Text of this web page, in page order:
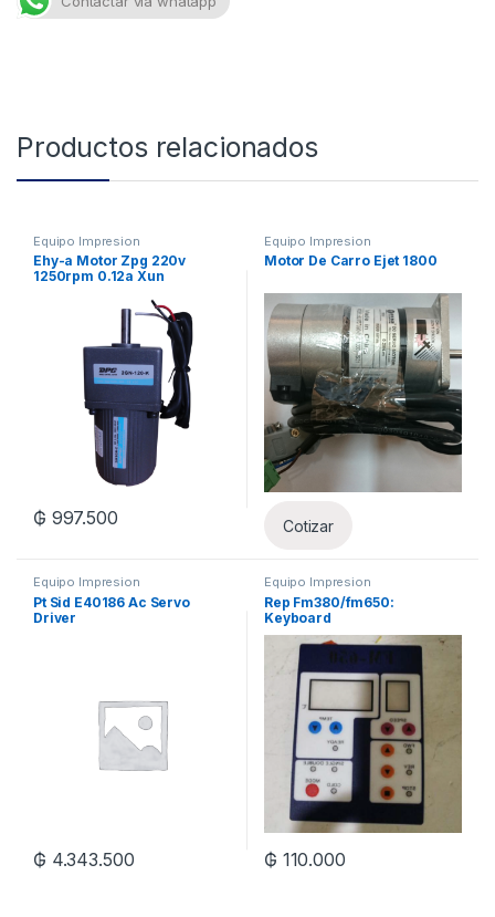
Productos relacionados
Equipo Impresion
Ehy-a Motor Zpg 220v
1250rpm 0.12a Xun
₲ 997.500
Equipo Impresion
Motor De Carro Ejet 1800
Cotizar
Equipo Impresion
Pt Sid E40186 Ac Servo
Driver
₲ 4.343.500
Equipo Impresion
Rep Fm380/fm650:
Keyboard
₲ 110.000